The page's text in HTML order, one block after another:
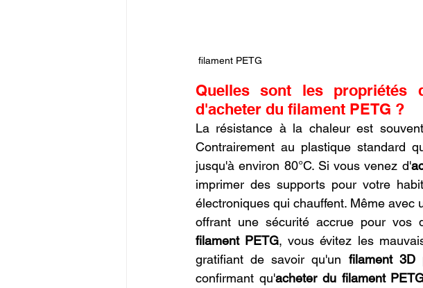
filament PETG
Quelles sont les propriétés
d'acheter du filament PETG ?
La résistance à la chaleur est
Contrairement au plastique standard
jusqu'à environ 80°C. Si vous venez d'
imprimer des supports pour votre
électroniques qui chauffent. Même avec
offrant une sécurité accrue pour vos
filament PETG, vous évitez les
gratifiant de savoir qu'un filament 3D
confirmant qu'acheter du filament